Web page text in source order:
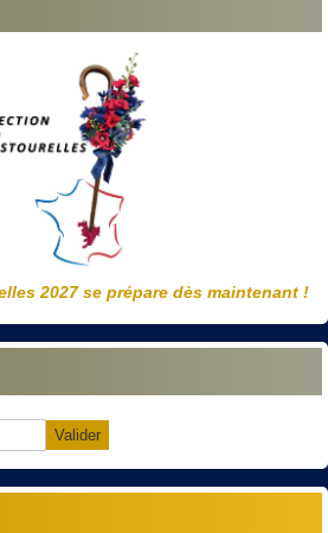
2027 se prépare dès maintenant !
Valider